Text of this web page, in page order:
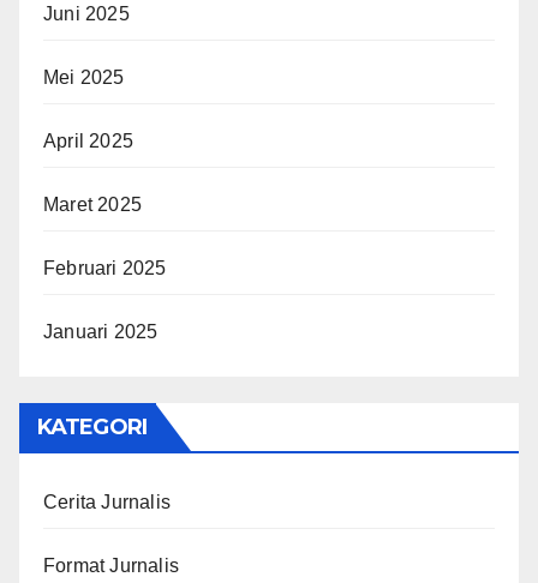
Juni 2025
Mei 2025
April 2025
Maret 2025
Februari 2025
Januari 2025
KATEGORI
Cerita Jurnalis
Format Jurnalis